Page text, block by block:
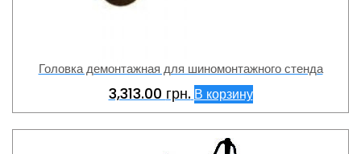
Головка демонтажная для шиномонтажного стенда
3,313.00 грн. В корзину